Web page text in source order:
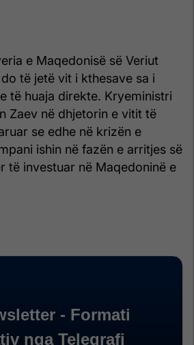
e Maqedonisë së Veriut
të jetë vit i kthesave sa i
të huaja direkte. Kryeministri
Zaev në dhjetorin e vitit të
se edhe në krizën e
ishin në fazën e arritjes së
të investuar në Maqedoninë e